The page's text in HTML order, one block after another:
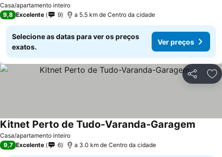
Casa/apartamento inteiro
9,8 Excelente 9 a 5.5 km de Centro da cidade
Selecione as datas para ver os preços
exatos.
Ver preços
Partilhar
Casa/apartamento inteiro
Kitnet Perto de Tudo-Varanda-Garagem
9,7 Excelente 6 a 3.0 km de Centro da cidade